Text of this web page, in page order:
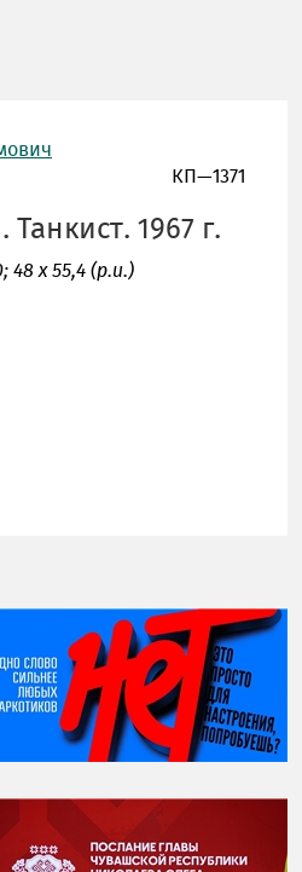
КП—1371
1967 г.
48 х 55,4 (р.и.)
НИ ДНЯ БЕЗ ДАТЫ...
07 августа
Я встретил вас – и
всё былое...